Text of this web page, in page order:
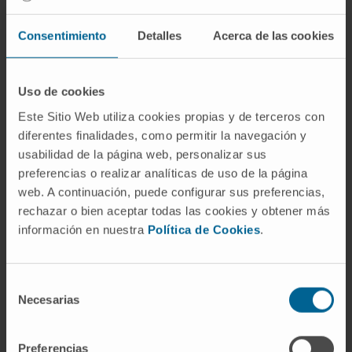
Consentimiento Detalles Acerca de las cookies
Uso de cookies
Este Sitio Web utiliza cookies propias y de terceros con
diferentes finalidades, como permitir la navegación y
usabilidad de la página web, personalizar sus
preferencias o realizar analíticas de uso de la página
web. A continuación, puede configurar sus preferencias,
rechazar o bien aceptar todas las cookies y obtener más
información en nuestra Política de Cookies.
Necesarias
Preferencias
¿Es lo mismo la maicena que la fécula
de maíz?
«Maicena» es una marca comercial (Maizena)
Técnicamente, al proceder de un cereal,
debería llamarse «almidón» y no «fécula», pero
en la práctica cotidiana las tres
denominaciones se usan como sinónimos sin
que nadie se detenga en la distinción.
feculento?
El adjetivo
) y conserva dos acepciones: lo
que contiene fécula y lo que presenta heces.